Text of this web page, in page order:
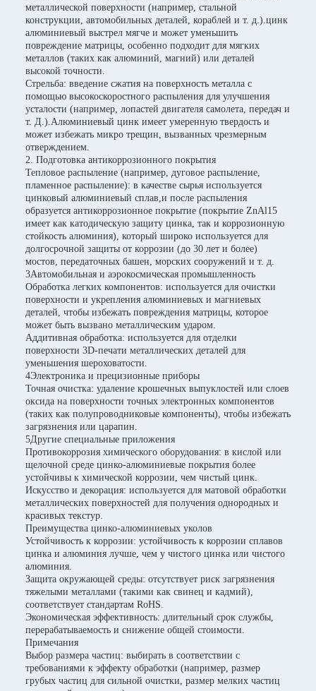
металлической поверхности (например, стальной
конструкции, автомобильных деталей, кораблей и т. д.).цинк
алюминиевый выстрел мягче и может уменьшить
повреждение матрицы, особенно подходит для мягких
металлов (таких как алюминий, магний) или деталей
высокой точности.
Стрельба: введение сжатия на поверхность металла с
помощью высокоскоростного распыления для улучшения
усталости (например, лопастей двигателя самолета, передач и
т. Д.).Алюминиевый цинк имеет умеренную твердость и
может избежать микро трещин, вызванных чрезмерным
отверждением.
2. Подготовка антикоррозионного покрытия
Тепловое распыление (например, дуговое распыление,
пламенное распыление): в качестве сырья используется
цинковый алюминиевый сплав,и после распыления
образуется антикоррозионное покрытие (покрытие ZnAl15
имеет как катодическую защиту цинка, так и коррозионную
стойкость алюминия), который широко используется для
долгосрочной защиты от коррозии (до 30 лет и более)
мостов, передаточных башен, морских сооружений и т. д.
3Автомобильная и аэрокосмическая промышленность
Обработка легких компонентов: используется для очистки
поверхности и укрепления алюминиевых и магниевых
деталей, чтобы избежать повреждения матрицы, которое
может быть вызвано металлическим ударом.
Аддитивная обработка: используется для отделки
поверхности 3D-печати металлических деталей для
уменьшения шероховатости.
4Электроника и прецизионные приборы
Точная очистка: удаление крошечных выпуклостей или слоев
оксида на поверхности точных электронных компонентов
(таких как полупроводниковые компоненты), чтобы избежать
загрязнения или царапин.
5Другие специальные приложения
Противокоррозия химического оборудования: в кислой или
щелочной среде цинко-алюминиевые покрытия более
устойчивы к химической коррозии, чем чистый цинк.
Искусство и декорация: используется для матовой обработки
металлических поверхностей для получения однородных и
красивых текстур.
Преимущества цинко-алюминиевых уколов
Устойчивость к коррозии: устойчивость к коррозии сплавов
цинка и алюминия лучше, чем у чистого цинка или чистого
алюминия.
Защита окружающей среды: отсутствует риск загрязнения
тяжелыми металлами (такими как свинец и кадмий),
соответствует стандартам RoHS.
Экономическая эффективность: длительный срок службы,
перерабатываемость и снижение общей стоимости.
Примечания
Выбор размера частиц: выбирать в соответствии с
требованиями к эффекту обработки (например, размер
грубых частиц для сильной очистки, размер мелких частиц